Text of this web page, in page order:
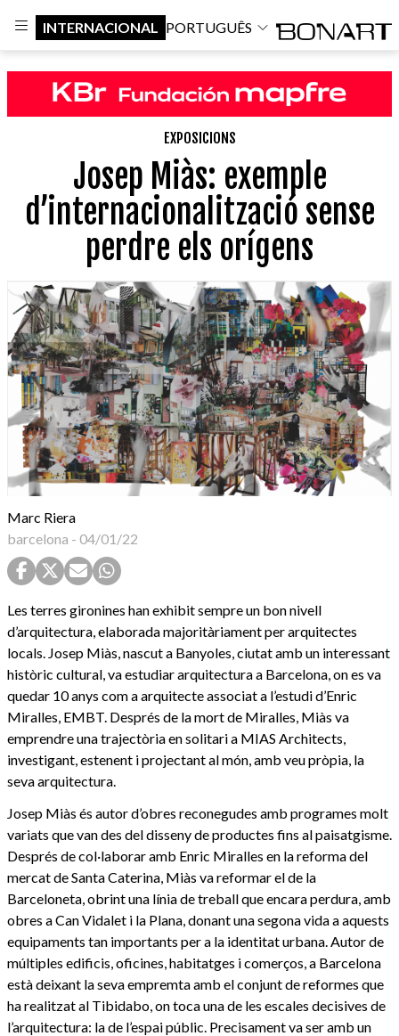
INTERNACIONAL PORTUGUÊS
EXPOSICIONS
Josep Miàs: exemple
d’internacionalització sense
perdre els orígens
Marc Riera
barcelona - 04/01/22
Les terres gironines han exhibit sempre un bon nivell
d’arquitectura, elaborada majoritàriament per arquitectes
locals. Josep Miàs, nascut a Banyoles, ciutat amb un interessant
històric cultural, va estudiar arquitectura a Barcelona, on es va
quedar 10 anys com a arquitecte associat a l’estudi d’Enric
Miralles, EMBT. Després de la mort de Miralles, Miàs va
emprendre una trajectòria en solitari a MIAS Architects,
investigant, estenent i projectant al món, amb veu pròpia, la
seva arquitectura.
Josep Miàs és autor d’obres reconegudes amb programes molt
variats que van des del disseny de productes fins al paisatgisme.
Després de col·laborar amb Enric Miralles en la reforma del
mercat de Santa Caterina, Miàs va reformar el de la
Barceloneta, obrint una línia de treball que encara perdura, amb
obres a Can Vidalet i la Plana, donant una segona vida a aquests
equipaments tan importants per a la identitat urbana. Autor de
múltiples edificis, oficines, habitatges i comerços, a Barcelona
està deixant la seva empremta amb el conjunt de reformes que
ha realitzat al Tibidabo, on toca una de les escales decisives de
l’arquitectura: la de l’espai públic. Precisament va ser amb un